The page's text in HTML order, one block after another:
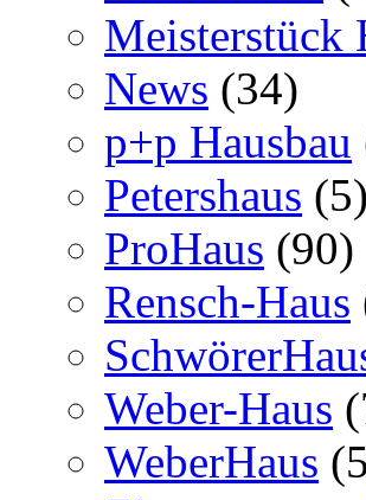
Meisterstück
News (34)
p+p Hausbau
Petershaus (5)
ProHaus (90)
Rensch-Haus
Weber-Haus
WeberHaus